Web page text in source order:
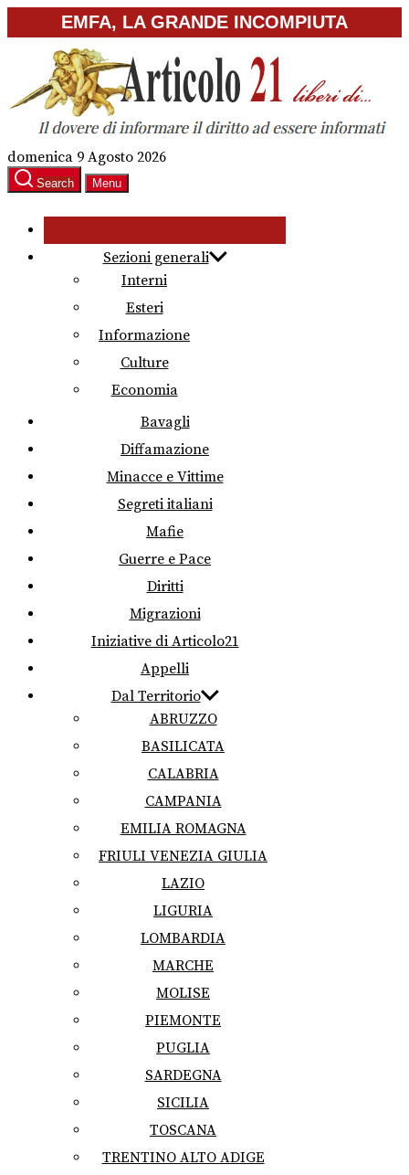
to
content
EMFA, LA GRANDE INCOMPIUTA
domenica 9 Agosto 2026
Search Menu
Sezioni generali
Interni
Esteri
Informazione
Culture
Economia
Bavagli
Diffamazione
Minacce e Vittime
Segreti italiani
Mafie
Guerre e Pace
Diritti
Migrazioni
Iniziative di Articolo21
Appelli
Dal Territorio
ABRUZZO
BASILICATA
CALABRIA
CAMPANIA
EMILIA ROMAGNA
FRIULI VENEZIA GIULIA
LAZIO
LIGURIA
LOMBARDIA
MARCHE
MOLISE
PIEMONTE
PUGLIA
SARDEGNA
SICILIA
TOSCANA
TRENTINO ALTO ADIGE